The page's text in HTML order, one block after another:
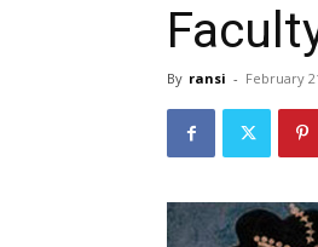
By ransi - February